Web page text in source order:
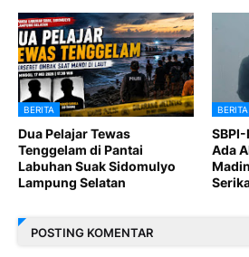
BERITA
Dua Pelajar Tewas
Tenggelam di Pantai
Labuhan Suak Sidomulyo
Lampung Selatan
BERITA
SBPI-
Ada
POSTING KOMENTAR